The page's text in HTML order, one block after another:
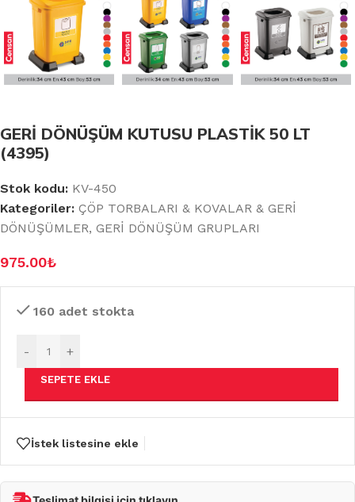
GERİ DÖNÜŞÜM KUTUSU PLASTİK 50 LT
(4395)
Stok kodu: KV-450
Kategoriler: ÇÖP TORBALARI & KOVALAR & GERİ
DÖNÜŞÜMLER, GERİ DÖNÜŞÜM GRUPLARI
975.00₺
160 adet stokta
- +
SEPETE EKLE
İstek listesine ekle